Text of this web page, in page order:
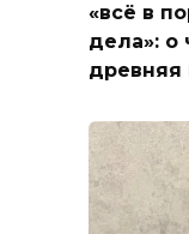
«всё в
дела»: о
древняя